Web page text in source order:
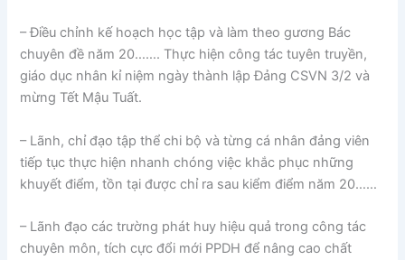
– Điều chỉnh kế hoạch học tập và làm theo gương Bác
chuyên đề năm 20……. Thực hiện công tác tuyên truyền,
giáo dục nhân kỉ niệm ngày thành lập Đảng CSVN 3/2 và
mừng Tết Mậu Tuất.
– Lãnh, chỉ đạo tập thể chi bộ và từng cá nhân đảng viên
tiếp tục thực hiện nhanh chóng việc khắc phục những
khuyết điểm, tồn tại được chỉ ra sau kiểm điểm năm 20……
– Lãnh đạo các trường phát huy hiệu quả trong công tác
chuyên môn, tích cực đổi mới PPDH để nâng cao chất